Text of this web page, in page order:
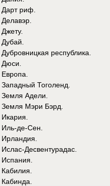
Дарт риф.
Делавэр.
Джету.
Дубай.
Дубровницкая республика.
Дюси.
Европа.
Западный Тоголенд.
Земля Адели.
Земля Мэри Бэрд.
Икария.
Иль-де-Сен.
Ирландия.
Ислас-Десвентурадас.
Испания.
Кабилия.
Кабинда.